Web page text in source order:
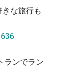
な旅行も
ランでラン